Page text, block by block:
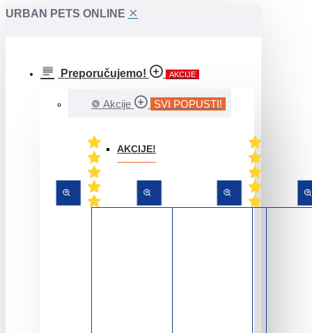
URBAN PETS ONLINE
Preporučujemo! AKCIJE
Akcije SVI POPUSTI!
AKCIJE!